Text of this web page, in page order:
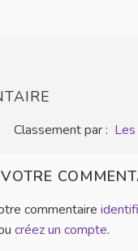
Classement par :
commentaire
créez un compte.